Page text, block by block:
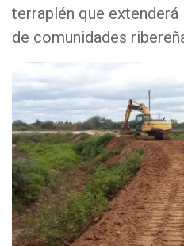
terraplén que
de comunidades